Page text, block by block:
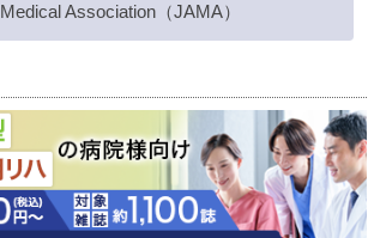
Association（JAMA）